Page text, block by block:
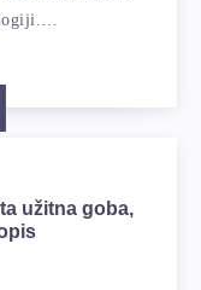
užitna goba,